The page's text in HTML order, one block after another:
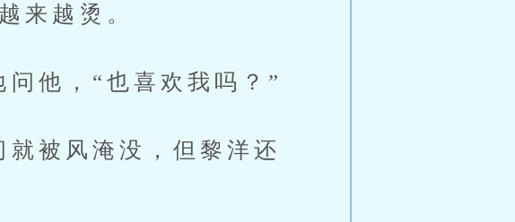
来越烫。
他，“也喜欢我吗？”
被风淹没，但黎洋还